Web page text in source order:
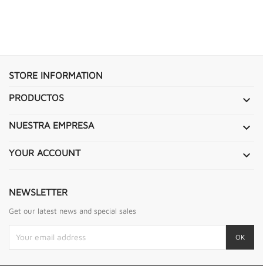
STORE INFORMATION
PRODUCTOS 
NUESTRA EMPRESA 
YOUR ACCOUNT 
NEWSLETTER
Get our latest news and special sales